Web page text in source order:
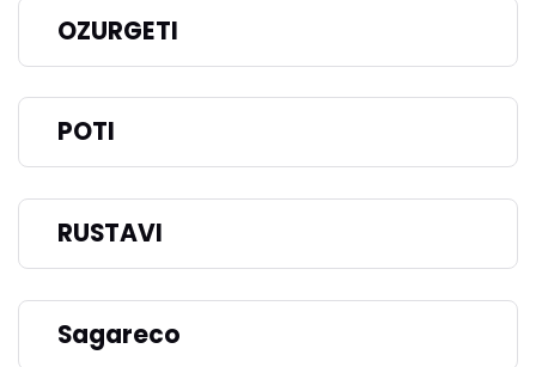
OZURGETI
POTI
RUSTAVI
Sagareco